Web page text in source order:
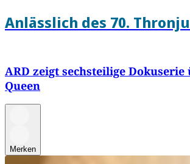
Anlässlich des 70.
ARD zeigt sechsteilige Dokuserie
Queen
Merken